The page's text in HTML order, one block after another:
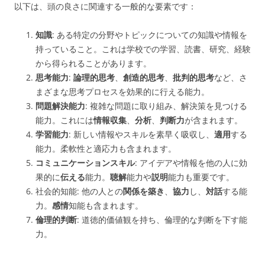
以下は、頭の良さに関連する一般的な要素です：
知識: ある特定の分野やトピックについての知識や情報を
持っていること。これは学校での学習、読書、研究、経験
から得られることがあります。
思考能力: 論理的思考、 創造的思考、 批判的思考など、さ
まざまな思考プロセスを効果的に行える能力。
問題解決能力: 複雑な問題に取り組み、解決策を見つける
能力。これには情報収集、 分析、 判断力が含まれます。
学習能力: 新しい情報やスキルを素早く吸収し、 適用する
能力。柔軟性と適応力も含まれます。
コミュニケーションスキル: アイデアや情報を他の人に効
果的に伝える能力。 聴解能力や説明能力も重要です。
社会的知能: 他の人との関係を築き、 協力 し、 対話する能
力。 感情知能も含まれます。
倫理的判断: 道徳的価値観を持ち、倫理的な判断を下す能
力。